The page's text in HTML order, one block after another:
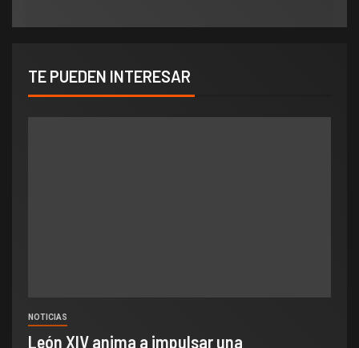
TE PUEDEN INTERESAR
NOTICIAS
León XIV anima a impulsar una